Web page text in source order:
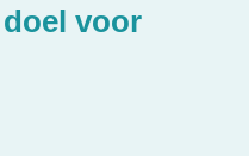
voor